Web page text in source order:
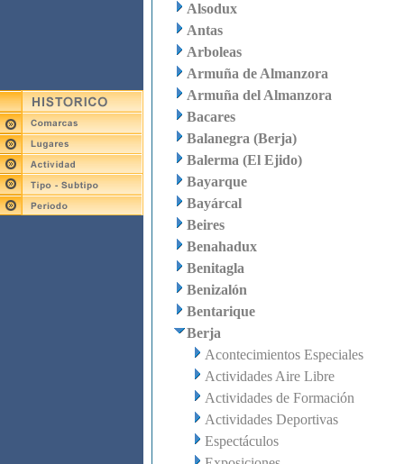
Alsodux
Antas
Arboleas
Armuña de Almanzora
Armuña del Almanzora
Bacares
Balanegra (Berja)
Balerma (El Ejido)
Bayarque
Bayárcal
Beires
Benahadux
Benitagla
Benizalón
Bentarique
Berja
Acontecimientos Especiales
Actividades Aire Libre
Actividades de Formación
Actividades Deportivas
Espectáculos